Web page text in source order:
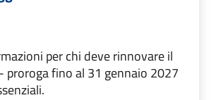
per chi deve rinnovare il
proroga fino al 31 gennaio 2027